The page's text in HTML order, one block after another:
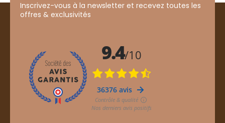
Inscrivez-vous à la newsletter et recevez toutes les
offres & exclusivités